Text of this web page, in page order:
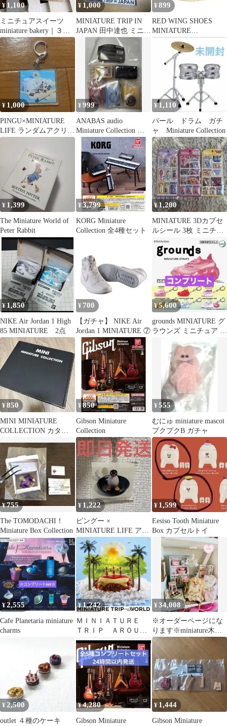
¥ 1,100
ミニチュアスイーツ
miniature bakery｜３種
のラングドシャ
¥ 1,000
MINIATURE TRIP IN
JAPAN 田中達也 ミニチ
ュア写真集
¥ 899
RED WING SHOES
MINIATURE
COLLECTION
¥ 1,000
PINGU×MINIATURE
LIFE ランダムアクリル
キーホルダー ピングー
¥999
ANABAS audio
Miniature Collection 全5
種コンプ
¥ 1,110
パール ドラム ガチ
ャ Miniature Collection
¥ 1,399
The Miniature World of
Peter Rabbit
¥3,799
KORG Miniature
Collection 全4種セット
¥1,200
MINIATURE 3Dカプセ
ルシール 3枚 ミニチュ
アトイ MINDWAVE
¥ 1,850
NIKE Air Jordan 1 High
85 MINIATURE 2点
¥ 700
【ガチャ】 NIKE Air
Jordan 1 MINIATURE ⑦
¥5,600
grounds MINIATURE グ
ラウンズ ミニチュア ス
¥850
MINI MINIATURE
COLLECTION カタロ
¥850
Gibson Miniature
Collection
¥555
むにゅ miniature mascot
プクプクB ガチャ
¥755
The TOMODACHI！
Miniature Box Collection
¥1,222
ピングー ×
MINIATURE LIFE アク
リルキーホルダー
¥ 1,599
Eesiso Tooth Miniature
Box カプセルトイ
¥2,555
Cafe Planetaria miniature
charms
¥1,242
ＭＩＮＩＡＴＵＲＥ
ＴＲＩＰ ＡＲＯＵＮ
Ｄ ＴＨＥ ＷＯＲＬ
Ｄ/小学館/田中達也（ペ
ーパーバック）
¥34,008
※オーダーページにな
ります※miniature木製
キャビネット
¥2,500
outlet ４種のケーキ
¥4,280
Gibson Miniature
¥ 1,444
Gibson Miniature